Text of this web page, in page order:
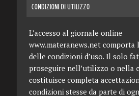
CONDIZIONI DI UTILIZZO
L’accesso al giornale online
www.materanews.net comporta
delle condizioni d’uso. Il solo
proseguire nell’utilizzo o nella
costituisce completa
condizioni stesse da parte di